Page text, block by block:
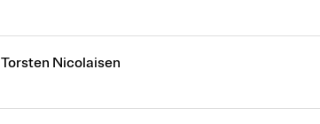
Torsten Nicolaisen